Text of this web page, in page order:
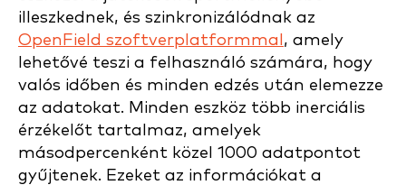
illeszkednek, és szinkronizálódnak az
OpenField szoftverplatformmal , amely
lehetővé teszi a felhasználó számára, hogy
valós időben és minden edzés után elemezze
az adatokat. Minden eszköz több inerciális
érzékelőt tartalmaz, amelyek
másodpercenként közel 1000 adatpontot
gyűjtenek. Ezeket az információkat a